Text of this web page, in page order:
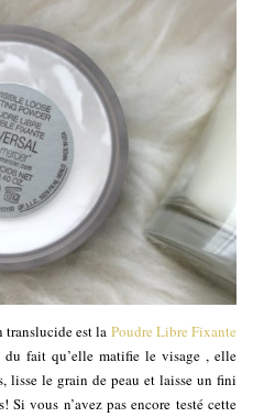
translucide est la Poudre Libre Fixante
fait qu’elle matifie le visage , elle
lisse le grain de peau et laisse un fini
Si vous n’avez pas encore testé cette